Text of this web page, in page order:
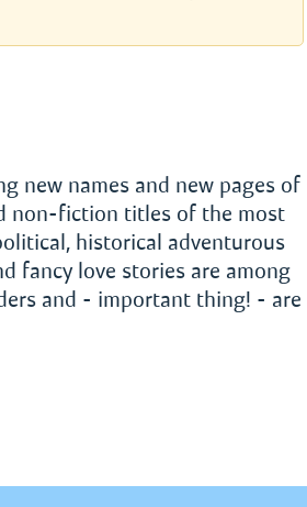
new names and new pages of
non-fiction titles of the most
historical adventurous
fancy love stories are among
and - important thing! - are